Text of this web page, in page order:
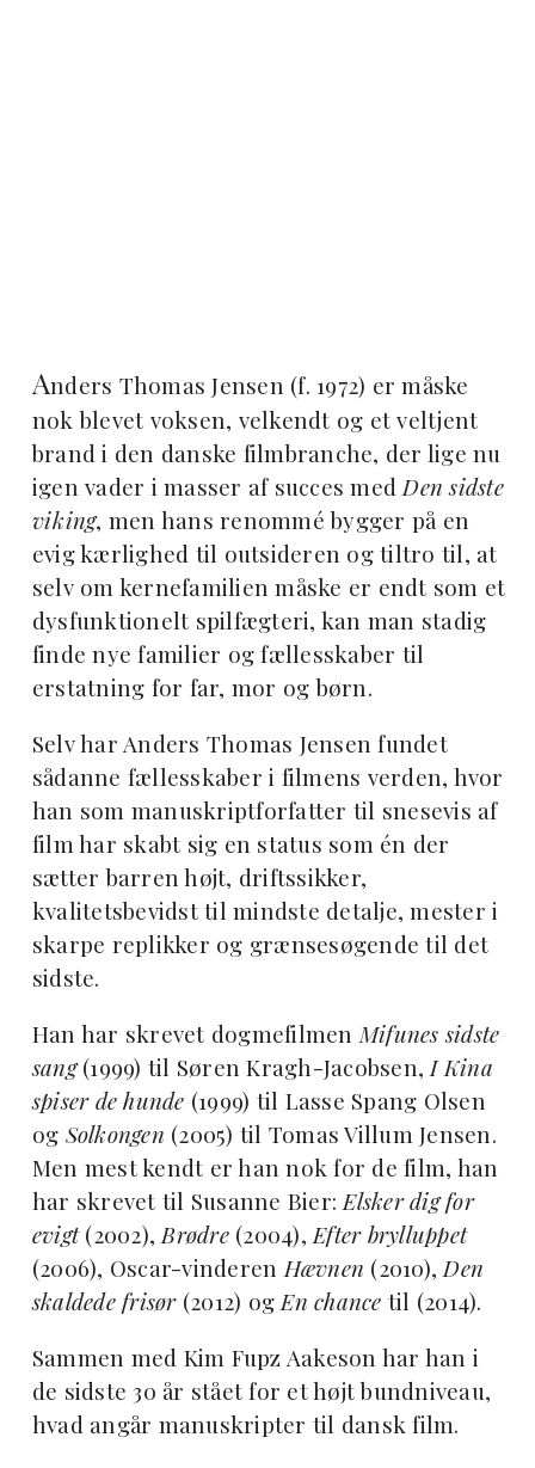
Anders Thomas Jensen (f. 1972) er måske
nok blevet voksen, velkendt og et veltjent
brand i den danske filmbranche, der lige nu
igen vader i masser af succes medDen sidste
viking, men hans renommé bygger på en
evig kærlighed til outsideren og tiltro til, at
selv om kernefamilien måske er endt som et
dysfunktionelt spilfægteri, kan man stadig
finde nye familier og fællesskaber til
erstatning for far, mor og børn.
Selv har Anders Thomas Jensen fundet
sådanne fællesskaber i filmens verden, hvor
han som manuskriptforfatter til snesevis af
film har skabt sig en status som én der
sætter barren højt, driftssikker,
kvalitetsbevidst til mindste detalje, mester i
skarpe replikker og grænsesøgende til det
sidste.
Han har skrevet dogmefilmenMifunes sidste
sang(1999) til Søren Kragh-Jacobsen,I Kina
spiser de hunde (1999) til Lasse Spang Olsen
ogSolkongen (2005) til Tomas Villum Jensen.
Men mest kendt er han nok for de film, han
har skrevet til Susanne Bier:Elsker dig for
evigt(2002),Brødre(2004),Efter brylluppet
(2006), Oscar-vinderenHævnen (2010),Den
skaldede frisør(2012) ogEn chance til (2014).
Sammen med Kim Fupz Aakeson har han i
de sidste 30 år stået for et højt bundniveau,
hvad angår manuskripter til dansk film.